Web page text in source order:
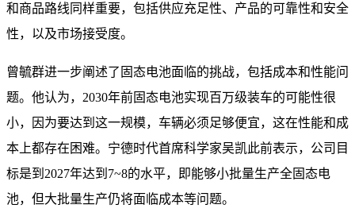
和商品路线同样重要，包括供应充足性、产品的可靠性和安全
性，以及市场接受度。
曾毓群进一步阐述了固态电池面临的挑战，包括成本和性能问
题。他认为，2030年前固态电池实现百万级装车的可能性很
小，因为要达到这一规模，车辆必须足够便宜，这在性能和成
本上都存在困难。宁德时代首席科学家吴凯此前表示，公司目
标是到2027年达到7~8的水平，即能够小批量生产全固态电
池，但大批量生产仍将面临成本等问题。